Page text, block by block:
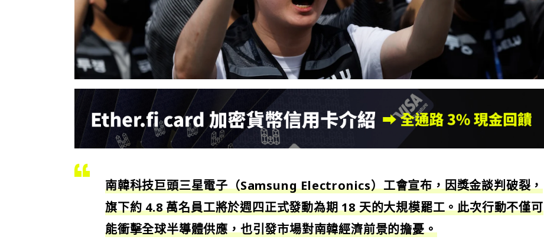
南韓科技巨頭三星電子（Samsung Electronics）工會宣布，因獎金談判破裂，
旗下約 4.8 萬名員工將於週四正式發動為期 18 天的大規模罷工。此次行動不僅可
能衝擊全球半導體供應，也引發市場對南韓經濟前景的擔憂。